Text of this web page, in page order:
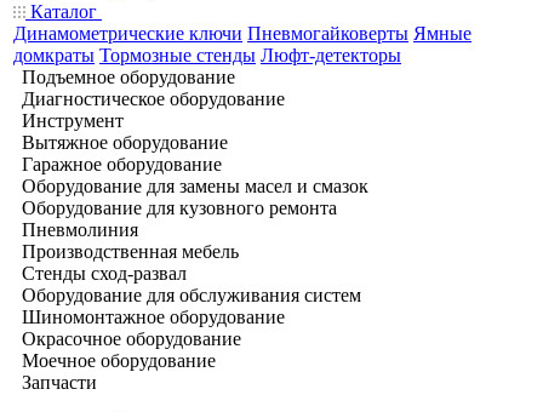
Каталог
Динамометрические ключи Пневмогайковерты Ямные
домкраты Тормозные стенды Люфт-детекторы
Подъемное оборудование
Диагностическое оборудование
Инструмент
Вытяжное оборудование
Гаражное оборудование
Оборудование для замены масел и смазок
Оборудование для кузовного ремонта
Пневмолиния
Производственная мебель
Стенды сход-развал
Оборудование для обслуживания систем
Шиномонтажное оборудование
Окрасочное оборудование
Моечное оборудование
Запчасти